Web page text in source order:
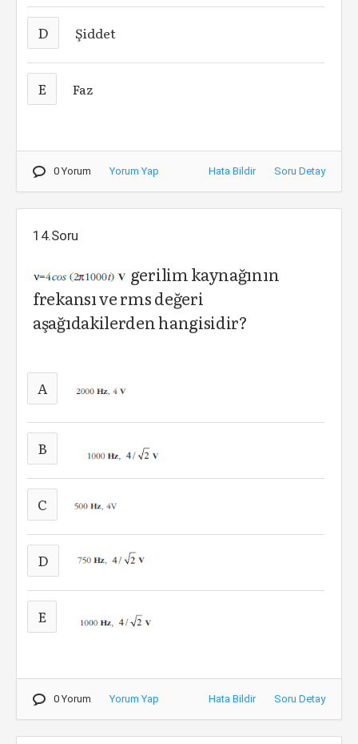
D Şiddet
E Faz
0 Yorum Yorum Yap Hata Bildir Soru Detay
14.Soru
gerilim kaynağının
frekansı ve rms değeri
aşağıdakilerden hangisidir?
A
B
C
D
E
0 Yorum Yorum Yap Hata Bildir Soru Detay